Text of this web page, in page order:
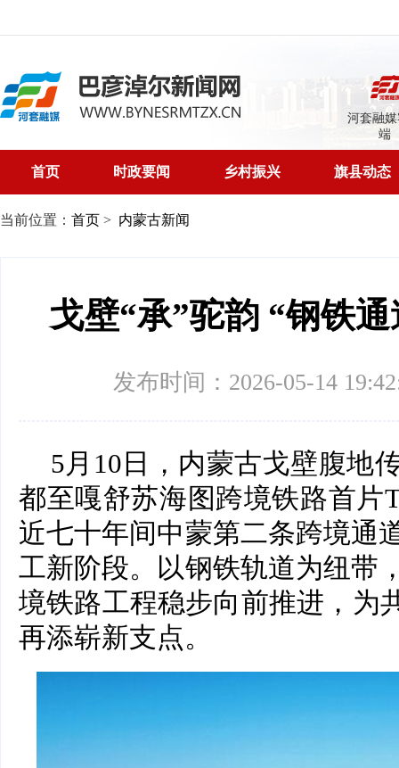
河套融
端
首页 时政要闻 乡村振兴 旗县动态
当前位置： 首页 > 内蒙古新闻
戈壁“承”驼韵 “钢铁
发布时间：2026-05-14
5月10日，内蒙古戈壁腹地
都至嘎舒苏海图跨境铁路首片
近七十年间中蒙第二条跨境通
工新阶段。以钢铁轨道为纽带
境铁路工程稳步向前推进，为
再添崭新支点。